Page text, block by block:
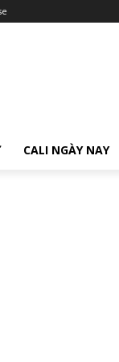
CALI NGÀY NAY